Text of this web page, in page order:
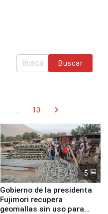
Buscar
10 chevron_right
5
Gobierno de la presidenta
Fujimori recupera
geomallas sin uso para